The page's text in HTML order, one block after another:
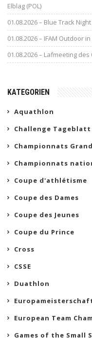
Elblag (POL)
01.08.2026 – Blue Track
01.08.2026 – IFAM Outdoor
01.08.2026 – Lafmeeting des
KATEGORIEN
Aquathlon
Challenge Tageblatt
Championnats
Championnats
Coupe d'athlétisme
Coupe des Dames
Coupe des Jeunes
Coupe du Prince
Cross
CSSE
Duathlon
European Team
Games of the Small